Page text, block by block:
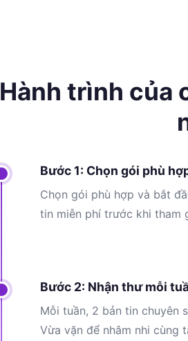
Hành trình của
Bước 1: Chọn gói phù
Chọn gói phù hợp và bắt
tin miễn phí trước khi tham
Bước 2: Nhận thư mỗi
Mỗi tuần, 2 bản tin chuyên
Vừa vặn để nhâm nhi cùng